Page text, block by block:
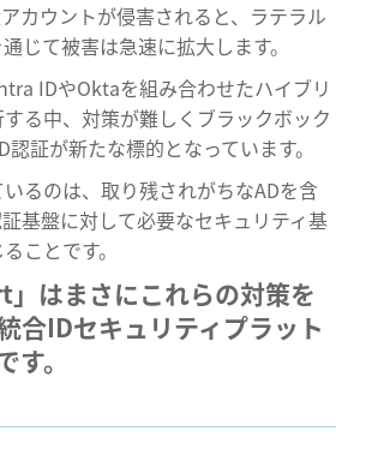
カウントが侵害されると、ラテラル
じて被害は急速に拡大します。
IDやOktaを組み合わせたハイブリ
る中、対策が難しくブラックボック
認証が新たな標的となっています。
るのは、取り残されがちなADを含
基盤に対して必要なセキュリティ基
ことです。
」はまさにこれらの対策を
合IDセキュリティプラット
す。